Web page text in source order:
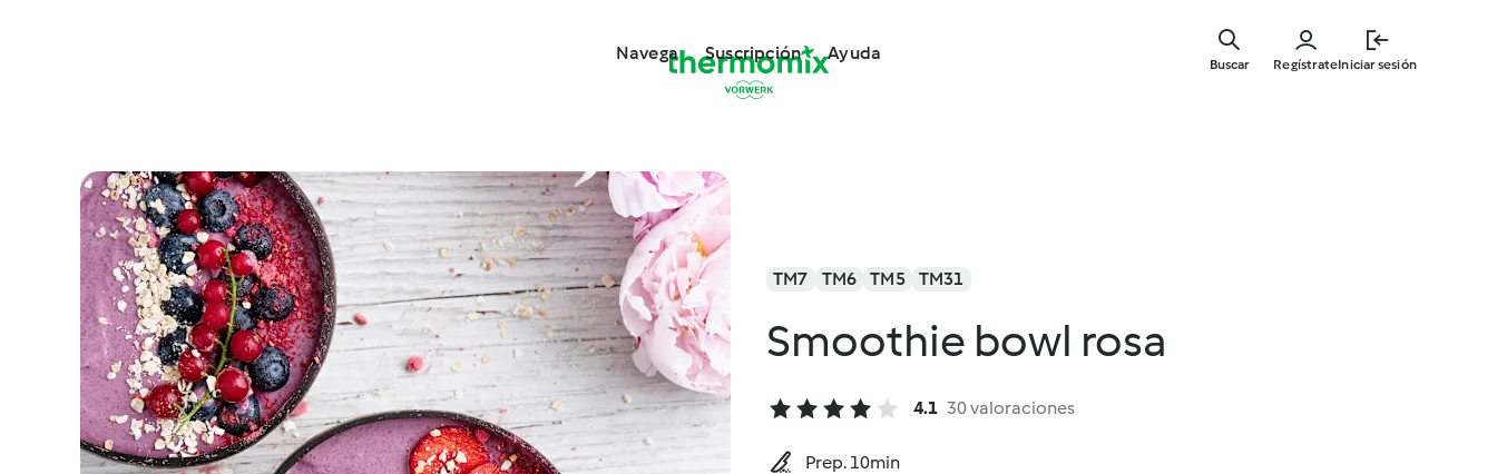
Navega Suscripción Ayuda
RegístrateIniciar sesión
Buscar
TM7 TM6 TM5 TM31
Smoothie bowl rosa
4.1 30 valoraciones
Prep. 10min